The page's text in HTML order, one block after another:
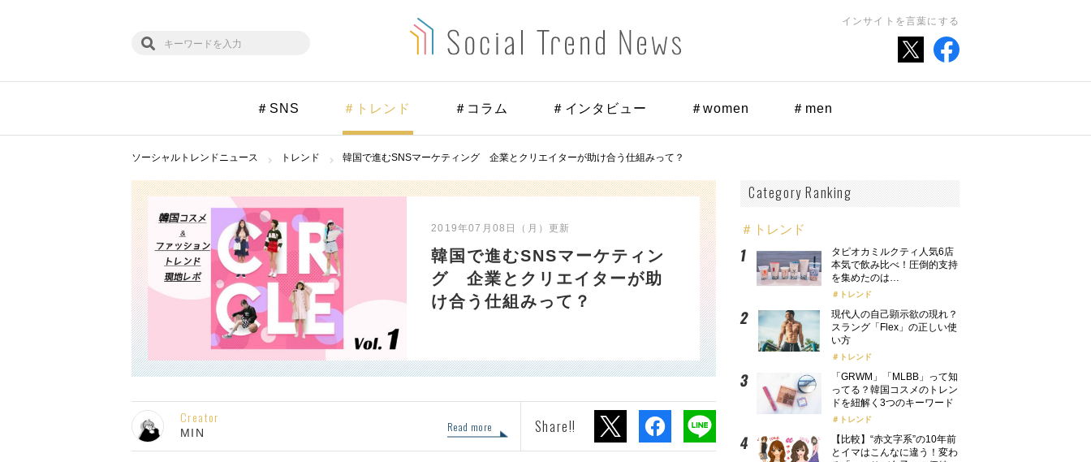
インサイトを言葉にする
＃SNS ＃トレンド ＃コラム ＃インタビュー ＃women ＃men
ソーシャルトレンドニュース トレンド 韓国で進むSNSマーケティング 企業とクリエイターが助け合う仕組みって？
2019年07月08日（月）更新
韓国で進むSNSマーケティン
グ 企業とクリエイターが助
け合う仕組みって？
Creator
MIN Read more Share!!
Category Ranking
＃トレンド
タピオカミルクティ人気6店
本気で飲み比べ！圧倒的支持
を集めたのは…
トレンド
現代人の自己顕示欲の現れ？
スラング「Flex」の正しい使
い方
トレンド
「GRWM」「MLBB」って知
ってる？韓国コスメのトレン
ドを紐解く3つのキーワード
トレンド
【比較】“赤文字系”の10年前
とイマはこんなに違う！変わ